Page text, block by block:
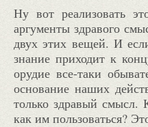
Ну вот реализовать
аргументы здравого
двух этих вещей. И
знание приходит к
орудие все-таки
основание наших
только здравый смысл.
как им пользоваться?